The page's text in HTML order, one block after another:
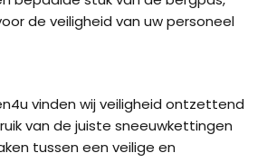
de veiligheid van uw personeel
vinden wij veiligheid ontzettend
van de juiste sneeuwkettingen
tussen een veilige en